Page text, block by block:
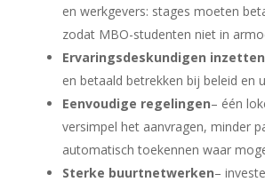
en werkgevers: stages moeten
zodat MBO-studenten niet in
Ervaringsdeskundigen inzetten
en betaald betrekken bij beleid en
Eenvoudige regelingen– één
versimpel het aanvragen, minder
automatisch toekennen waar
Sterke buurtnetwerken–